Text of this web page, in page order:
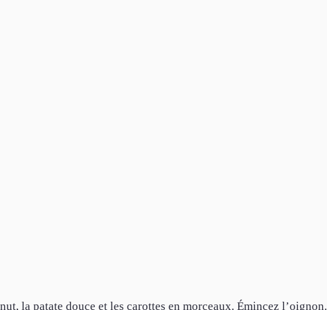
la patate douce et les carottes en morceaux. Émincez l’oignon.